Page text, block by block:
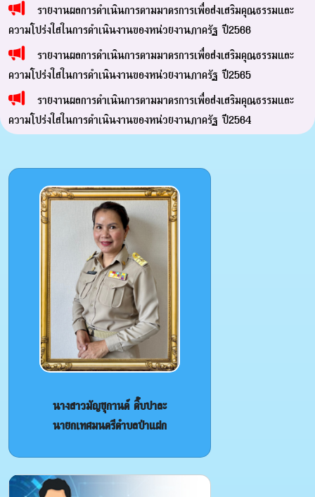
รายงานผลการดำเนินการตามมาตรการเพื่อส่งเสริมคุณธรรมและ
ความโปร่งใสในการดำเนินงานของหน่วยงานภาครัฐ ปี2566
รายงานผลการดำเนินการตามมาตรการเพื่อส่งเสริมคุณธรรมและ
ความโปร่งใสในการดำเนินงานของหน่วยงานภาครัฐ ปี2565
รายงานผลการดำเนินการตามมาตรการเพื่อส่งเสริมคุณธรรมและ
ความโปร่งใสในการดำเนินงานของหน่วยงานภาครัฐ ปี2564
นางสาวมัญชุกานต์ ติ๊บปาละ
นายกเทศมนตรีตำบลป่าแฝก